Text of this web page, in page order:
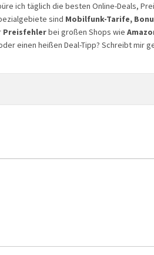
ich täglich die besten Online-Deals,
sind Mobilfunk-Tarife,
Preisfehlerbei großen Shops wie
einen heißen Deal-Tipp? Schreibt mir